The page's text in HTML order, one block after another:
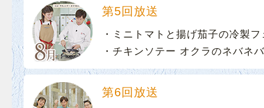
第5回放送
・ミニトマトと揚げ茄子の冷製
・チキンソテー オクラのネバネ
第6回放送